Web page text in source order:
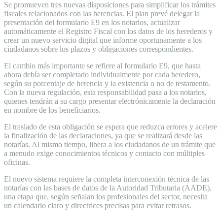
Se promueven tres nuevas disposiciones para simplificar los trámites
fiscales relacionados con las herencias. El plan prevé delegar la
presentación del formulario E9 en los notarios, actualizar
automáticamente el Registro Fiscal con los datos de los herederos y
crear un nuevo servicio digital que informe oportunamente a los
ciudadanos sobre los plazos y obligaciones correspondientes.
El cambio más importante se refiere al formulario E9, que hasta
ahora debía ser completado individualmente por cada heredero,
según su porcentaje de herencia y la existencia o no de testamento.
Con la nueva regulación, esta responsabilidad pasa a los notarios,
quienes tendrán a su cargo presentar electrónicamente la declaración
en nombre de los beneficiarios.
El traslado de esta obligación se espera que reduzca errores y acelere
la finalización de las declaraciones, ya que se realizará desde las
notarías. Al mismo tiempo, libera a los ciudadanos de un trámite que
a menudo exige conocimientos técnicos y contacto con múltiples
oficinas.
El nuevo sistema requiere la completa interconexión técnica de las
notarías con las bases de datos de la Autoridad Tributaria (AADE),
una etapa que, según señalan los profesionales del sector, necesita
un calendario claro y directrices precisas para evitar retrasos.